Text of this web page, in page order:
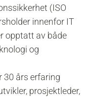
(ISO
innenfor IT
opptatt av både
og
30 års erfaring
prosjektleder,